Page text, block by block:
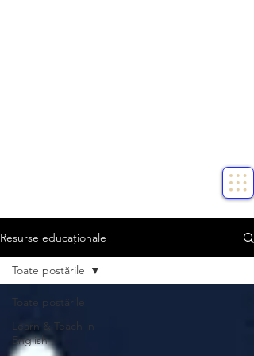
Resurse educaționale
Toate postările
Learn & Teach in
English
Toate postările